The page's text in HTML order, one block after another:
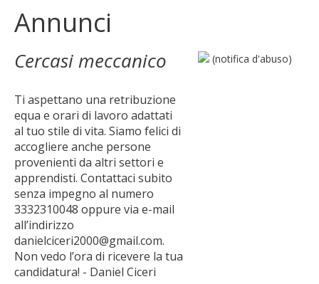
Annunci
Cercasi meccanico
Ti aspettano una retribuzione
equa e orari di lavoro adattati
al tuo stile di vita. Siamo felici di
accogliere anche persone
provenienti da altri settori e
apprendisti. Contattaci subito
senza impegno al numero
3332310048 oppure via e-mail
all’indirizzo
danielciceri2000@gmail.com.
Non vedo l’ora di ricevere la tua
candidatura! - Daniel Ciceri
(notifica d'abuso)